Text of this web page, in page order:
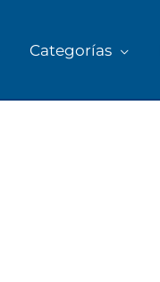
Categorías